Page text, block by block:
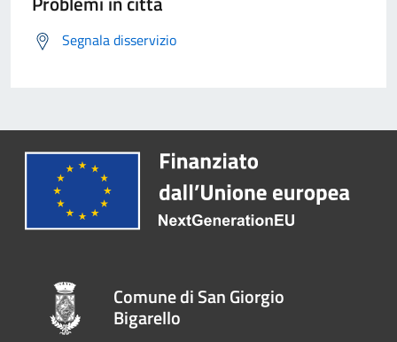
Segnala disservizio
Comune di San Giorgio
Bigarello